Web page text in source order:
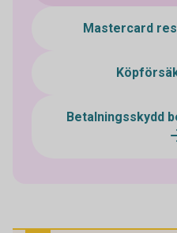
Mastercard
Betalningsskydd